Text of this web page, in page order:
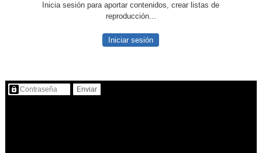
Inicia sesión para aportar contenidos, crear listas de
reproducción...
Iniciar sesión
Contenido protegido…